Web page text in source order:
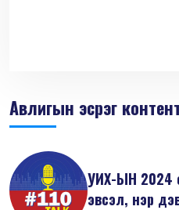
Авлигын эсрэг
УИХ-ЫН 2024
эвсэл, нэр